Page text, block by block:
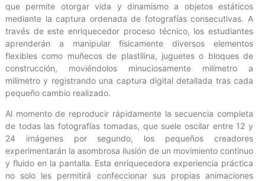
que permite otorgar vida y dinamismo a objetos estáticos
mediante la captura ordenada de fotografías consecutivas. A
través de este enriquecedor proceso técnico, los estudiantes
aprenderán a manipular físicamente diversos elementos
flexibles como muñecos de plastilina, juguetes o bloques de
construcción, moviéndolos minuciosamente milímetro a
milímetro y registrando una captura digital detallada tras cada
pequeño cambio realizado.
Al momento de reproducir rápidamente la secuencia completa
de todas las fotografías tomadas, que suele oscilar entre 12 y
24 imágenes por segundo, los pequeños creadores
experimentarán la asombrosa ilusión de un movimiento continuo
y fluido en la pantalla. Esta enriquecedora experiencia práctica
no solo les permitirá confeccionar sus propias animaciones